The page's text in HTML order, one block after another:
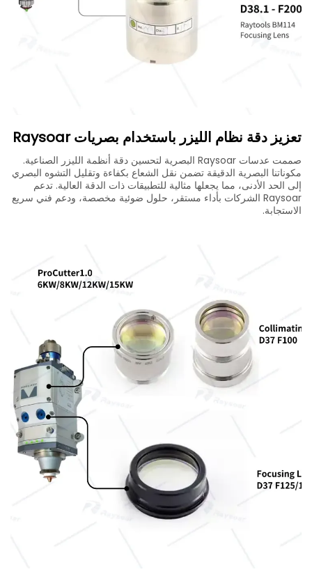
تعزيز دقة نظام الليزر باستخدام بصريات Raysoar
صممت عدسات Raysoar البصرية لتحسين دقة أنظمة الليزر الصناعية.
مكوناتنا البصرية الدقيقة تضمن نقل الشعاع بكفاءة وتقليل التشوه البصري
إلى الحد الأدنى، مما يجعلها مثالية للتطبيقات ذات الدقة العالية. تدعم
Raysoar الشركات بأداء مستقر، حلول ضوئية مخصصة، ودعم فني سريع
الاستجابة.